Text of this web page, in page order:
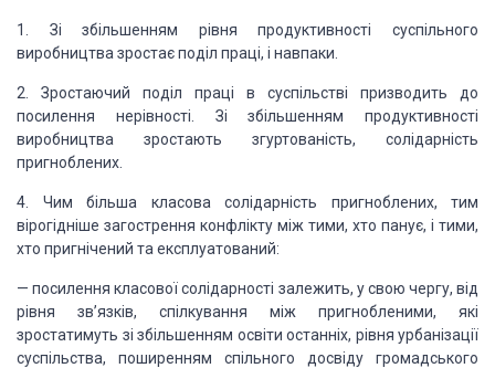
1. Зі збільшенням рівня продуктивності суспільного
виробництва зростає поділ праці, і навпаки.
2. Зростаючий поділ праці в суспільстві призводить до
посилення нерівності. Зі збільшенням продуктивності
виробництва зростають згуртованість, солідарність
пригноблених.
4. Чим більша класова солідарність пригноблених, тим
вірогідніше загострення конфлікту між тими, хто панує, і тими,
хто пригнічений та експлуатований:
— посилення класової солідарності залежить, у свою чергу, від
рівня зв’язків, спілкування між пригнобленими, які
зростатимуть зі збільшенням освіти останніх, рівня урбанізації
суспільства, поширенням спільного досвіду громадського